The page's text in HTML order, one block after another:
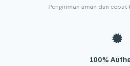
Pengiriman aman dan cepat
100%